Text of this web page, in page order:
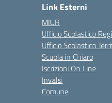
Link Esterni
MIUR
Ufficio Scolastico
Ufficio Scolastico
Scuola in Chiaro
Iscrizioni On Line
Invalsi
Comune